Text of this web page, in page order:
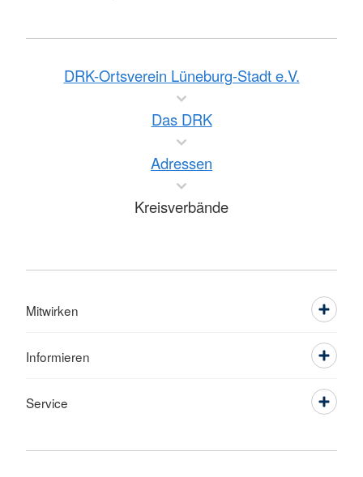
DRK-Ortsverein Lüneburg-Stadt e.V.
Das DRK
Adressen
Kreisverbände
Mitwirken
Informieren
Service